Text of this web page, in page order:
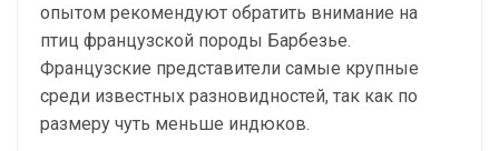
опытом рекомендуют обратить внимание на
птиц французской породы Барбезье.
Французские представители самые крупные
среди известных разновидностей, так как по
размеру чуть меньше индюков.